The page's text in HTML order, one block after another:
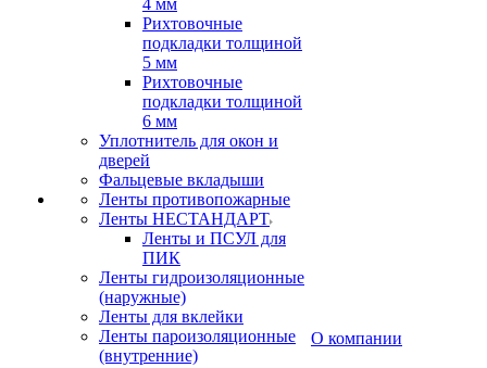
4 мм
Рихтовочные
подкладки толщиной
5 мм
Рихтовочные
подкладки толщиной
6 мм
Уплотнитель для окон и
дверей
Фальцевые вкладыши
Ленты противопожарные
Ленты НЕСТАНДАРТ
Ленты и ПСУЛ для
ПИК
Ленты гидроизоляционные
(наружные)
Ленты для вклейки
Ленты пароизоляционные
(внутренние)
О компании